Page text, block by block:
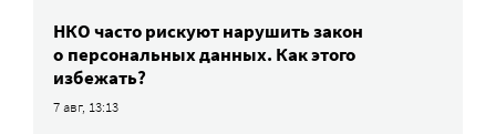
НКО часто рискуют нарушить закон
о персональных данных. Как этого
избежать?
7 авг, 13:13